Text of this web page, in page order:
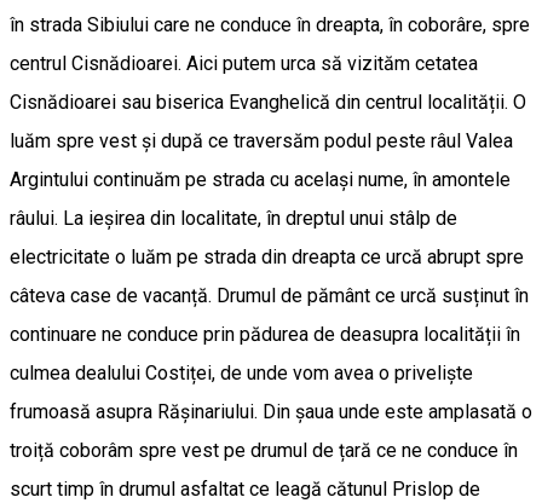
în strada Sibiului care ne conduce în dreapta, în coborâre, spre
centrul Cisnădioarei. Aici putem urca să vizităm cetatea
Cisnădioarei sau biserica Evanghelică din centrul localității. O
luăm spre vest și după ce traversăm podul peste râul Valea
Argintului continuăm pe strada cu același nume, în amontele
râului. La ieșirea din localitate, în dreptul unui stâlp de
electricitate o luăm pe strada din dreapta ce urcă abrupt spre
câteva case de vacanță. Drumul de pământ ce urcă susținut în
continuare ne conduce prin pădurea de deasupra localității în
culmea dealului Costiței, de unde vom avea o priveliște
frumoasă asupra Rășinariului. Din șaua unde este amplasată o
troiță coborâm spre vest pe drumul de țară ce ne conduce în
scurt timp în drumul asfaltat ce leagă cătunul Prislop de